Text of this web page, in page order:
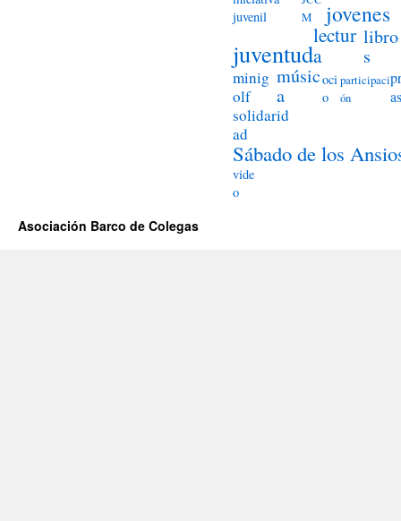
juvenil
M
jovenes
juventud
lectur
a
libro
s
minig
olf
músic
a
oci
o
participaci
ón
as
solidarid
ad
Sábado de los
vide
o
Asociación Barco de Colegas